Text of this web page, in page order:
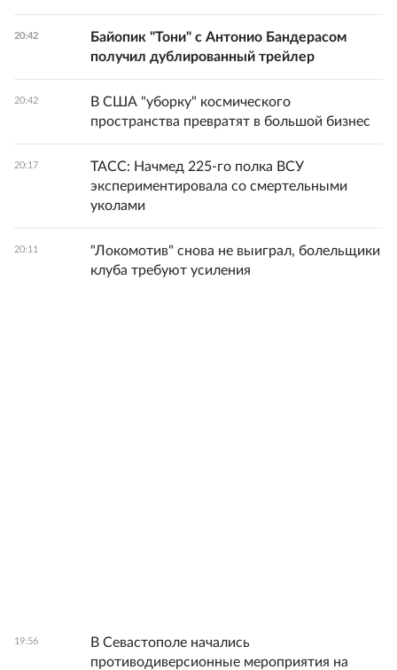
20:42
Байопик "Тони" с Антонио Бандерасом
получил дублированный трейлер
20:42
В США "уборку" космического
пространства превратят в большой бизнес
20:17
ТАСС: Начмед 225-го полка ВСУ
экспериментировала со смертельными
уколами
20:11
"Локомотив" снова не выиграл, болельщики
клуба требуют усиления
19:56
В Севастополе начались
противодиверсионные мероприятия на